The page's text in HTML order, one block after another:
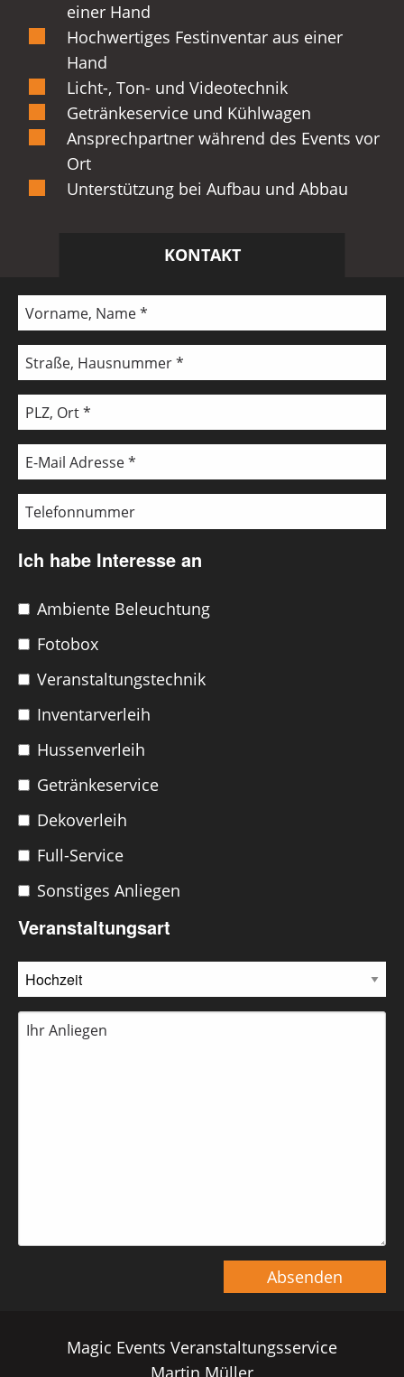
einer Hand
Hochwertiges Festinventar aus einer
Hand
Licht-, Ton- und Videotechnik
Getränkeservice und Kühlwagen
Ansprechpartner während des Events vor
Ort
Unterstützung bei Aufbau und Abbau
KONTAKT
Ich habe Interesse an
Ambiente Beleuchtung
Fotobox
Veranstaltungstechnik
Inventarverleih
Hussenverleih
Getränkeservice
Dekoverleih
Full-Service
Sonstiges Anliegen
Veranstaltungsart
Absenden
Magic Events Veranstaltungsservice
Martin Müller